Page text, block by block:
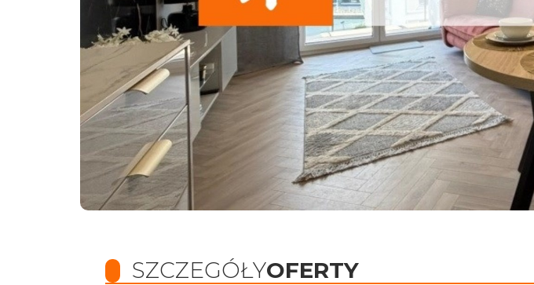
SZCZEGÓŁYOFERTY